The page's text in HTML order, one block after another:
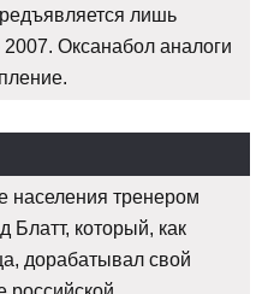
лишь
Оксанабол аналоги
населения тренером
Блатт, который, как
дорабатывал свой